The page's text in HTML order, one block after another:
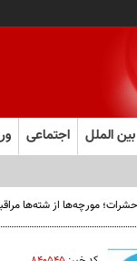
بین الملل اجتماعی
مورچه‌ها از شته‌ها